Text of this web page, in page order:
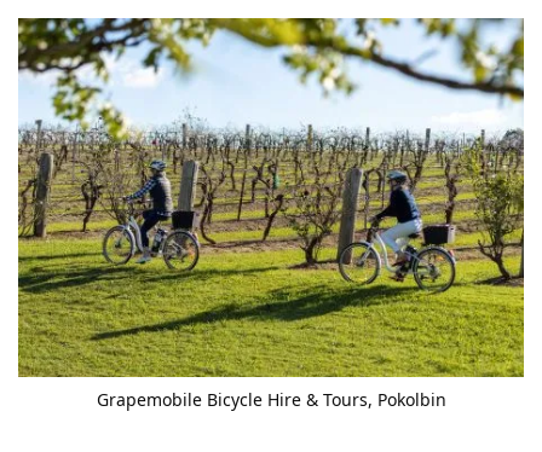
Grapemobile Bicycle Hire & Tours, Pokolbin